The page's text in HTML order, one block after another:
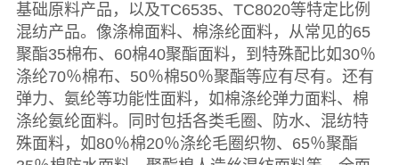
基础原料产品，以及TC6535、TC8020等特定比例
混纺产品。像涤棉面料、棉涤纶面料，从常见的65
聚酯35棉布、60棉40聚酯面料，到特殊配比如30％
涤纶70％棉布、50％棉50％聚酯等应有尽有。还有
弹力、氨纶等功能性面料，如棉涤纶弹力面料、棉
涤纶氨纶面料。同时包括各类毛圈、防水、混纺特
殊面料，如80％棉20％涤纶毛圈织物、65％聚酯